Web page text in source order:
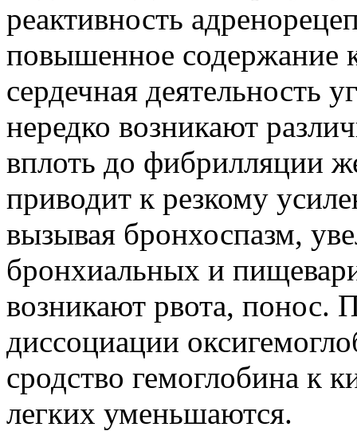
реактивность
повышенное содержание
сердечная деятельность
нередко возникают
вплоть до фибрилляции
приводит к резкому
вызывая бронхоспазм,
бронхиальных и
возникают рвота, понос.
диссоциации
сродство гемоглобина к
легких уменьшаются.